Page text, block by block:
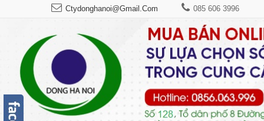
Ctydonghanoi@gmail.com 085 606 3996